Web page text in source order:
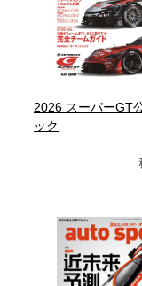
2026 スーパーGT
ック